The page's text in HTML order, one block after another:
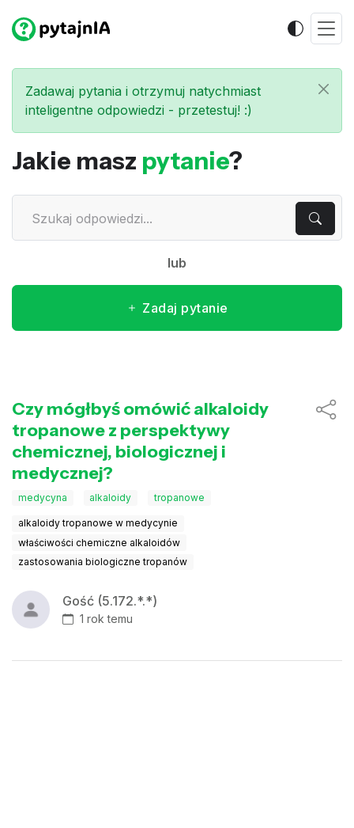
Zadawaj pytania i otrzymuj natychmiast
inteligentne odpowiedzi - przetestuj! :)
Jakie masz pytanie?
lub
Zadaj pytanie
Czy mógłbyś omówić alkaloidy
tropanowe z perspektywy
chemicznej, biologicznej i
medycznej?
medycyna alkaloidy tropanowe
alkaloidy tropanowe w medycynie
właściwości chemiczne alkaloidów
zastosowania biologiczne tropanów
Gość (5.172.*.*)
1 rok temu